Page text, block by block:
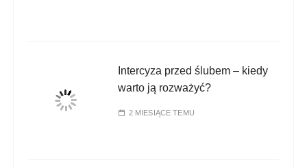
Intercyza przed ślubem – kiedy
warto ją rozważyć?
2 MIESIĄCE TEMU